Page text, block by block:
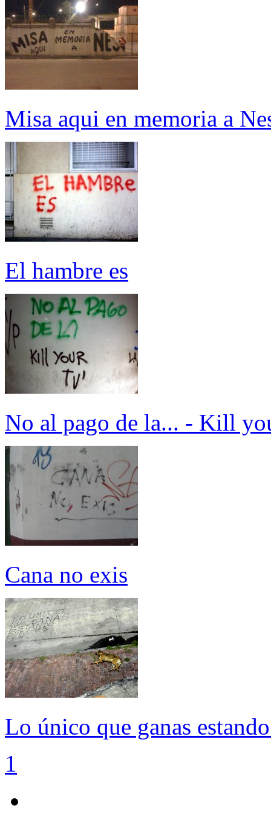
Misa aqui en memoria a
El hambre es
No al pago de la... - Kill
Cana no exis
Lo único que ganas
1